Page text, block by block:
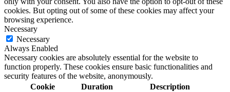
cookies. But opting out of some of these cookies may affect your
browsing experience.
Necessary
Necessary
Always Enabled
Necessary cookies are absolutely essential for the website to
function properly. These cookies ensure basic functionalities and
security features of the website, anonymously.
Cookie
Duration Description